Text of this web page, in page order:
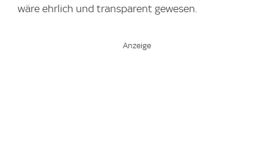
wäre ehrlich und transparent gewesen.